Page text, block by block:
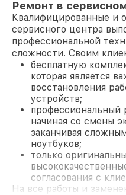
Ремонт в
Квалифицированные и
сервисного центра
профессиональной
сложности. Своим
бесплатную
которая является
восстановления
устройств;
начиная со смены
заканчивая
ноутбуков;
только
согласования с
На все работы и